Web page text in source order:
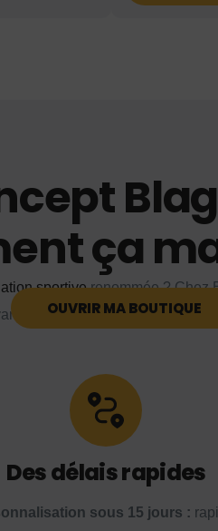
ça
sportiverenommée ? Chez
! Notre solution flexible
OUVRIR MA BOUTIQUE
Des délais rapides
sous 15 jours :